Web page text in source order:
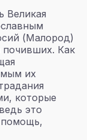
Великая
(Малород)
почивших. Как
их
которые
это
помощь,